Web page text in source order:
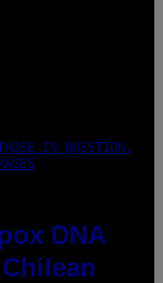
IN QUESTION.
DNA